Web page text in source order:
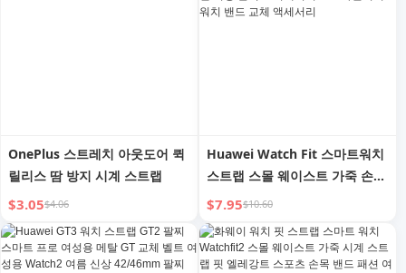
OnePlus 스트레치 아웃도어 퀵
릴리스 땀 방지 시계 스트랩
$3.05$4.06
Huawei Watch Fit 스마트워치
스트랩 스몰 웨이스트 가죽 손목
스트랩 팔찌 Watchfit2 비즈니
스 엘레강스 스포츠 패션 여성
활력 크리에이티브 스타일리시
워치 밴드 교체 액세서리
$7.95$10.60